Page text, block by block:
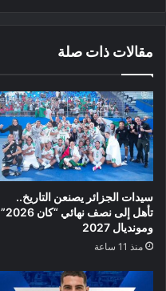
مقالات ذات صلة
سيدات الجزائر يصنعن التاريخ..
تأهل إلى نصف نهائي “كان 2026”
ومونديال 2027
منذ 11 ساعة